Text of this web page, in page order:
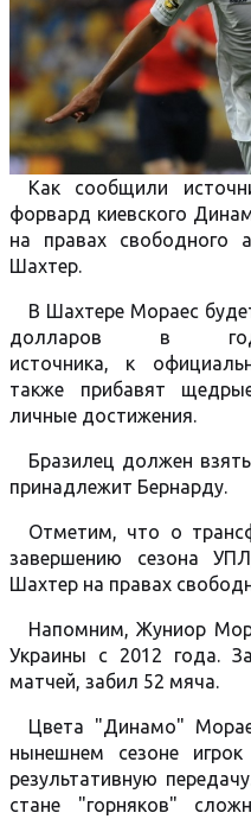
Как сообщили
форвард киевского
на правах свободного
Шахтер.
В Шахтере Мораес
долларов в
источника, к
также прибавят
личные достижения.
Бразилец должен
принадлежит Бернарду.
Отметим, что о
завершению сезона
Шахтер на правах
Напомним, Жуниор
Украины с 2012 года.
матчей, забил 52 мяча.
Цвета "Динамо"
нынешнем сезоне
результативную
стане "горняков"